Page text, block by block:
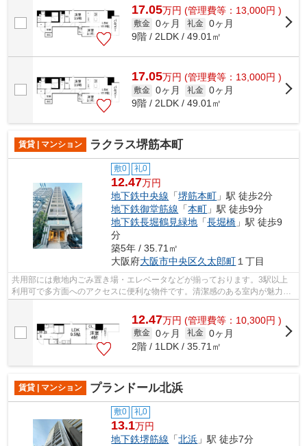
17.05万円 (管理費等：13,000円 )
敷金 0ヶ月 礼金 0ヶ月
9階 / 2LDK / 49.01㎡
17.05万円 (管理費等：13,000円 )
敷金 0ヶ月 礼金 0ヶ月
9階 / 2LDK / 49.01㎡
賃貸 | マンション ラクラス堺筋本町
敷0 礼0
12.47万円
地下鉄中央線 「堺筋本町 」駅 徒歩2分
地下鉄御堂筋線 「本町 」駅 徒歩9分
地下鉄長堀鶴見緑地 「長堀橋 」駅 徒歩9
分
築5年 / 35.71㎡
大阪府大阪市中央区久太郎町１丁目
共用部には敷地内ごみ置き場・エレベータなどが揃っております。3駅以上
利用可で多方面へのアクセスに便利な物件です。清潔感のある室内が魅力的
12.47万円 (管理費等：10,300円 )
敷金 0ヶ月 礼金 0ヶ月
2階 / 1LDK / 35.71㎡
賃貸 | マンション プランドール北浜
敷0 礼0
13.1万円
地下鉄堺筋線 「北浜 」駅 徒歩7分